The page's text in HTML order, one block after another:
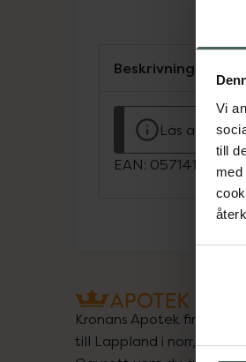
Vi
till
Beskrivning
Läs alltid
EAN:
Kronans Apotek finns här
till Lappland i norr, och